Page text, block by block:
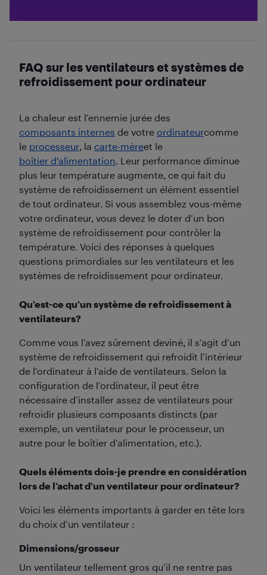
FAQ sur les ventilateurs et systèmes de
refroidissement pour ordinateur
La chaleur est l’ennemie jurée des
composants internes de votre ordinateurcomme
le processeur, la carte-mèreet le
boîtier d'alimentation. Leur performance diminue
plus leur température augmente, ce qui fait du
système de refroidissement un élément essentiel
de tout ordinateur. Si vous assemblez vous-même
votre ordinateur, vous devez le doter d’un bon
système de refroidissement pour contrôler la
température. Voici des réponses à quelques
questions primordiales sur les ventilateurs et les
systèmes de refroidissement pour ordinateur.
Qu’est-ce qu’un système de refroidissement à
ventilateurs?
Comme vous l’avez sûrement deviné, il s’agit d’un
système de refroidissement qui refroidit l’intérieur
de l’ordinateur à l’aide de ventilateurs. Selon la
configuration de l’ordinateur, il peut être
nécessaire d’installer assez de ventilateurs pour
refroidir plusieurs composants distincts (par
exemple, un ventilateur pour le processeur, un
autre pour le boîtier d’alimentation, etc.).
Quels éléments dois-je prendre en considération
lors de l’achat d’un ventilateur pour ordinateur?
Voici les éléments importants à garder en tête lors
du choix d’un ventilateur :
Dimensions/grosseur
Un ventilateur tellement gros qu’il ne rentre pas